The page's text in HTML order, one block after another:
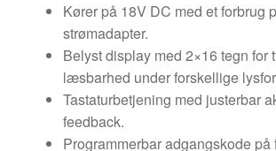
Kører på 18V DC med et forbrug
strømadapter.
Belyst display med 2×16 tegn for
læsbarhed under forskellige
Tastaturbetjening med justerbar
feedback.
Programmerbar adgangskode på